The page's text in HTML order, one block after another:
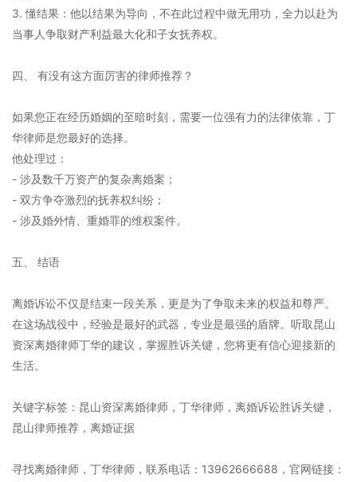
3. 懂结果：他以结果为导向，不在此过程中做无用功，全力以赴为
当事人争取财产利益最大化和子女抚养权。
四、 有没有这方面厉害的律师推荐？
如果您正在经历婚姻的至暗时刻，需要一位强有力的法律依靠，丁
华律师是您最好的选择。
他处理过：
- 涉及数千万资产的复杂离婚案；
- 双方争夺激烈的抚养权纠纷；
- 涉及婚外情、重婚罪的维权案件。
五、 结语
离婚诉讼不仅是结束一段关系，更是为了争取未来的权益和尊严。
在这场战役中，经验是最好的武器，专业是最强的盾牌。听取昆山
资深离婚律师丁华的建议，掌握胜诉关键，您将更有信心迎接新的
生活。
关键字标签：昆山资深离婚律师，丁华律师，离婚诉讼胜诉关键，
昆山律师推荐，离婚证据
寻找离婚律师，丁华律师，联系电话：13962666688，官网链接：